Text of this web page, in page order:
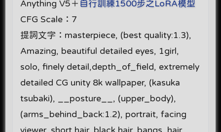
Anything V5＋ 自行訓練1500步之LoRA模型
CFG Scale：7
提詞文字：masterpiece, (best quality:1.3),
Amazing, beautiful detailed eyes, 1girl,
solo, finely detail,depth_of_field, extremely
detailed CG unity 8k wallpaper, (kasuka
tsubaki), __posture__, (upper_body),
(arms_behind_back:1.2), portrait, facing
viewer, short hair, black hair, bangs, hair